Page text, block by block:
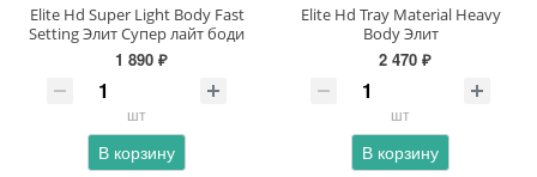
Elite Hd Super Light Body Fast
Setting Элит Супер лайт боди
1 890 ₽
шт
В корзину
Elite Hd Tray Material Heavy
Body Элит
2 470 ₽
шт
В корзину